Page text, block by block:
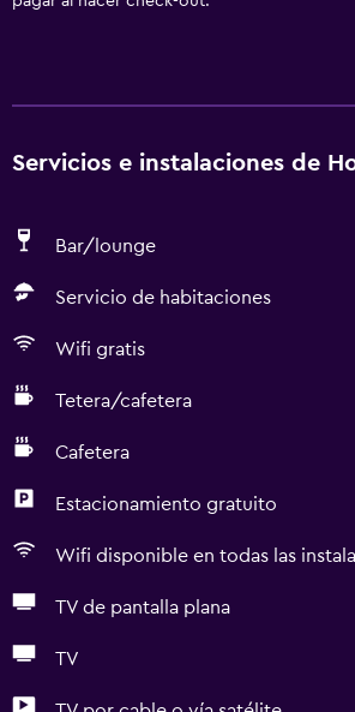
Servicios e instalaciones de
Bar/lounge
Servicio de habitaciones
Wifi gratis
Tetera/cafetera
Cafetera
Estacionamiento gratuito
Wifi disponible en todas las
TV de pantalla plana
TV